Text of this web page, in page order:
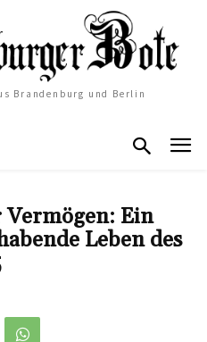
Brandenburg und Berlin
Vermögen: Ein
Leben des